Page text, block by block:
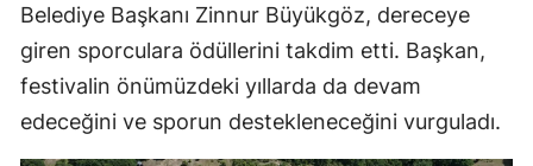
Belediye Başkanı Zinnur Büyükgöz, dereceye
giren sporculara ödüllerini takdim etti. Başkan,
festivalin önümüzdeki yıllarda da devam
edeceğini ve sporun destekleneceğini vurguladı.